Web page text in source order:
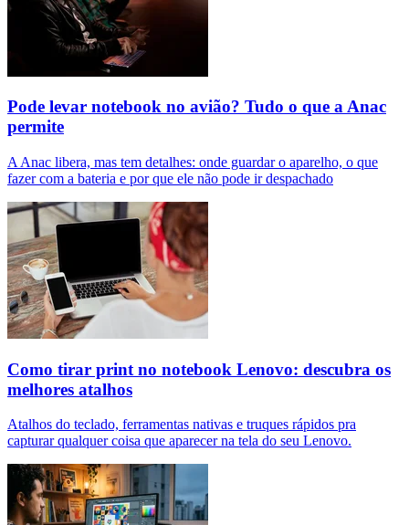
Pode levar notebook no avião? Tudo o que a Anac
permite
A Anac libera, mas tem detalhes: onde guardar o aparelho, o que
fazer com a bateria e por que ele não pode ir despachado
Como tirar print no notebook Lenovo: descubra os
melhores atalhos
Atalhos do teclado, ferramentas nativas e truques rápidos pra
capturar qualquer coisa que aparecer na tela do seu Lenovo.